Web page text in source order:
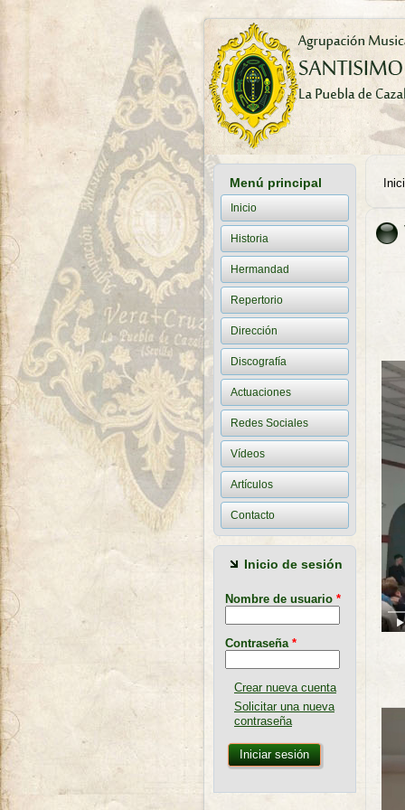
Menú principal
Inicio
Historia
Hermandad
Repertorio
Dirección
Discografía
Actuaciones
Redes Sociales
Vídeos
Artículos
Contacto
Inicio de sesión
Nombre de usuario *
Contraseña *
Crear nueva cuenta
Solicitar una nueva
contraseña